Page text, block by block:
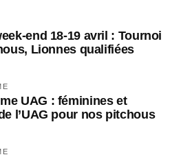
end 18-19 avril : Tournoi
Lionnes qualifiées
UAG : féminines et
l’UAG pour nos pitchous